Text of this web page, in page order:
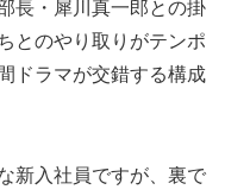
長・犀川真一郎との掛
とのやり取りがテンポ
ドラマが交錯する構成
新入社員ですが、裏で